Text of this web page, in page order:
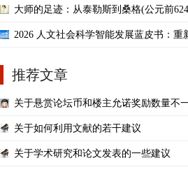
大师的足迹：从泰勒斯到桑格(公元前
2026 人文社会科学智能发展蓝皮书：重
推荐文章
关于悬赏论坛币和楼主允诺奖励数量不
关于如何利用文献的若干建议
关于学术研究和论文发表的一些建议